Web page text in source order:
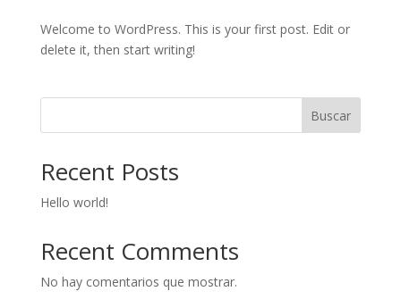
Welcome to WordPress. This is your first post. Edit or
delete it, then start writing!
Buscar
Recent Posts
Hello world!
Recent Comments
No hay comentarios que mostrar.